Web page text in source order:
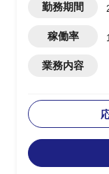
勤務期間
稼働率
業務内容